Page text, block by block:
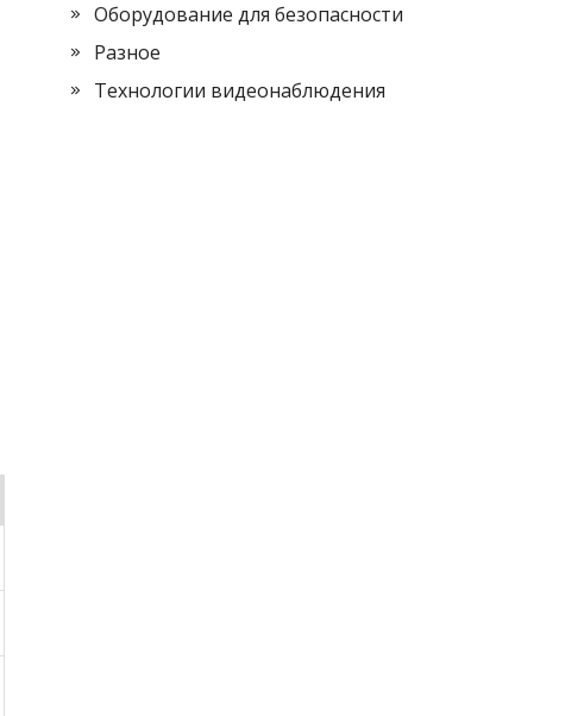
Оборудование для безопасности
Разное
Технологии видеонаблюдения